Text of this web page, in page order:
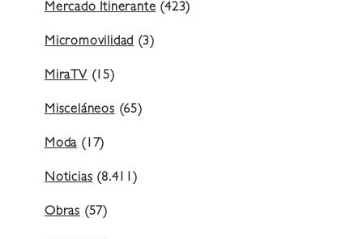
Mercado Itinerante(423)
Micromovilidad(3)
MiraTV(15)
Misceláneos(65)
Moda(17)
Noticias(8.411)
Obras (57)